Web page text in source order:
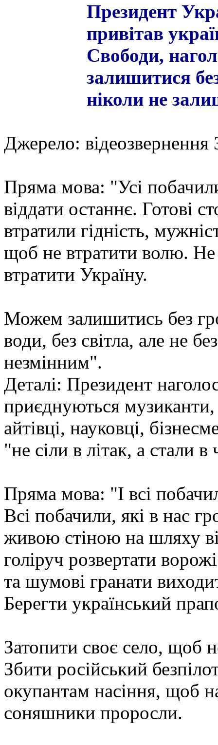
Президент
привітав
Свободи,
залишитися
ніколи не
Джерело: відеозвернення
Пряма мова: "Усі
віддати останнє. Готові
втратили гідність,
щоб не втратити волю. Не
втратити Україну.
Можем залишитись без
води, без світла, але не
незмінним".
Деталі: Президент
приєднуються музиканти,
айтівці, науковці,
"не сіли в літак, а стали
Пряма мова: "І всі
Всі побачили, які в нас
живою стіною на шляху
голіруч розвертати
та шумові гранати
Берегти український
Затопити своє село, щоб
Збити російський
окупантам насіння, щоб
соняшники проросли.